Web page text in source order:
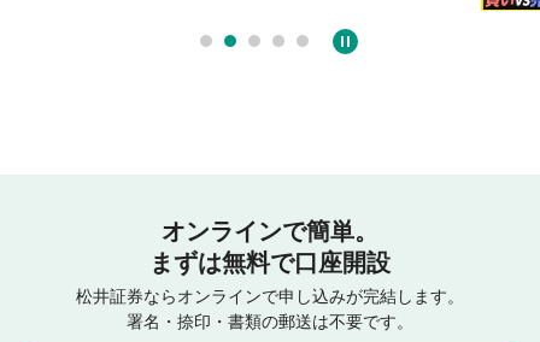
オンラインで簡単。
まずは無料で口座開設
松井証券ならオンラインで申し込みが完結します。
署名・捺印・書類の郵送は不要です。